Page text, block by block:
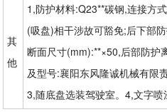
其
他
1,防护材料:Q23**碳钢,连接方
(吸盘)相干涉故可豁免;后下部
断面尺寸(mm):**×50,后部防护
及型号:襄阳东风隆诚机械有限
3,随底盘选装驾驶室。4,文字喷